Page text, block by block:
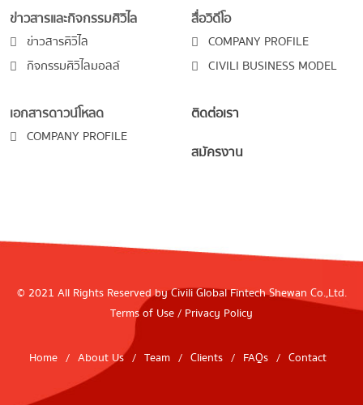
ข่าวสารและกิจกรรมศิวิไล
ข่าวสารศิวิไล
กิจกรรมศิวิไลมอลล์
สื่อวิดีโอ
COMPANY PROFILE
CIVILI BUSINESS MODEL
เอกสารดาวน์โหลด
COMPANY PROFILE
ติดต่อเรา
สมัครงาน
© 2021 All Rights Reserved by Civili Global Fintech Shewan Co.,Ltd.
Terms of Use/ Privacy Policy
Home / About Us / Team / Clients / FAQs / Contact